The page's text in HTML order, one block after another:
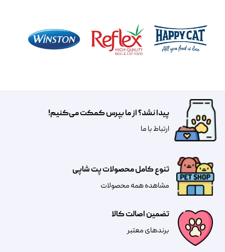
تضمین اصالت کالا
​​برندهای معتبر​​​​​​​
تنوع کامل محصولات پت شاپی
مشاهده همه محصولات
پیدا نشد؟ از ما بپرس کمکت می‌کنیم!
​​​ارتباط با ما